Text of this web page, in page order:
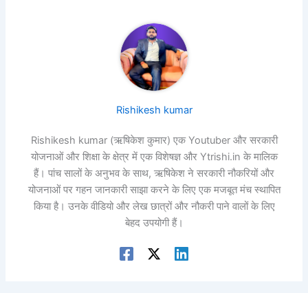
Rishikesh kumar
Rishikesh kumar (ऋषिकेश कुमार) एक Youtuber और सरकारी
योजनाओं और शिक्षा के क्षेत्र में एक विशेषज्ञ और Ytrishi.in के मालिक
हैं। पांच सालों के अनुभव के साथ, ऋषिकेश ने सरकारी नौकरियों और
योजनाओं पर गहन जानकारी साझा करने के लिए एक मजबूत मंच स्थापित
किया है। उनके वीडियो और लेख छात्रों और नौकरी पाने वालों के लिए
बेहद उपयोगी हैं।